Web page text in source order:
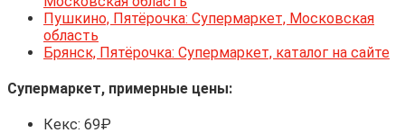
Пушкино, Пятёрочка: Супермаркет, Московская
область
Брянск, Пятёрочка: Супермаркет, каталог на сайте
Супермаркет, примерные цены:
Кекс: 69₽